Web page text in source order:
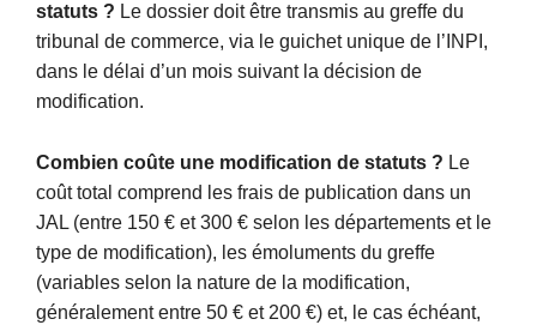
statuts ? Le dossier doit être transmis au greffe du
tribunal de commerce, via le guichet unique de l’INPI,
dans le délai d’un mois suivant la décision de
modification.
Combien coûte une modification de statuts ? Le
coût total comprend les frais de publication dans un
JAL (entre 150 € et 300 € selon les départements et le
type de modification), les émoluments du greffe
(variables selon la nature de la modification,
généralement entre 50 € et 200 €) et, le cas échéant,